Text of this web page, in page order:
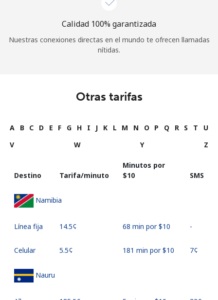
Calidad 100% garantizada
Nuestras conexiones directas en el mundo te ofrecen llamadas
nítidas.
Otras tarifas
A B C D E F G H I J K L M N O P Q R S T
U
V
W Y Z
Destino Tarifa/minuto
Minutos por
⁦$10⁩
SMS
Namibia
Línea fija ⁦14.5¢⁩ 68 min por ⁦$10⁩ -
Celular ⁦5.5¢⁩ 181 min por ⁦$10⁩ ⁦7¢⁩
Nauru